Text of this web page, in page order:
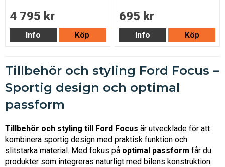
4 795 kr
Info Köp
695 kr
Info Köp
Tillbehör och styling Ford Focus –
Sportig design och optimal
passform
Tillbehör och styling till Ford Focus är utvecklade för att
kombinera sportig design med praktisk funktion och
slitstarka material. Med fokus på optimal passform får du
produkter som integreras naturligt med bilens konstruktion